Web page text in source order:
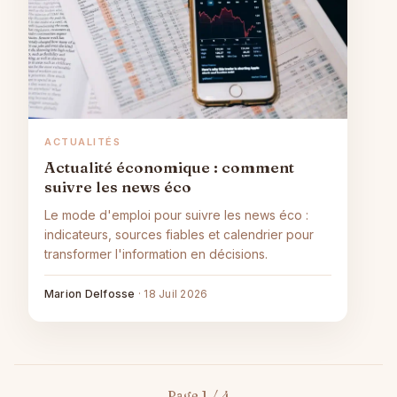
ACTUALITÉS
Actualité économique : comment
suivre les news éco
Le mode d'emploi pour suivre les news éco :
indicateurs, sources fiables et calendrier pour
transformer l'information en décisions.
Marion Delfosse · 18 Juil 2026